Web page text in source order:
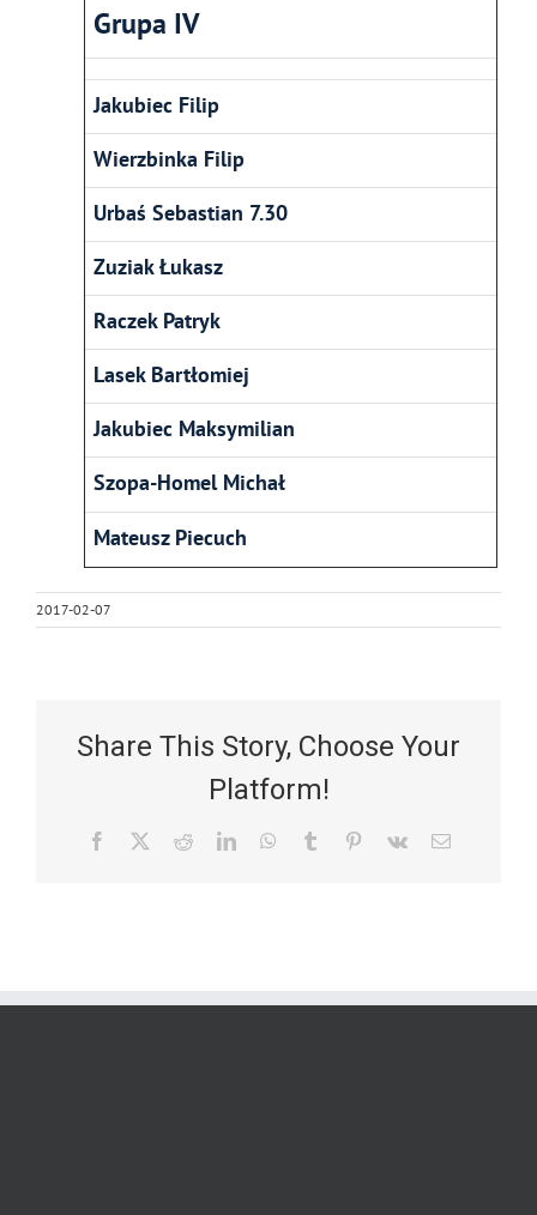
Grupa IV
Jakubiec Filip
Wierzbinka Filip
Urbaś Sebastian 7.30
Zuziak Łukasz
Raczek Patryk
Lasek Bartłomiej
Jakubiec Maksymilian
Szopa-Homel Michał
Mateusz Piecuch
2017-02-07
Share This Story, Choose Your
Platform!
Facebook RedditLinkedInWhatsApp
Tumblr Pinterest
Vk Email